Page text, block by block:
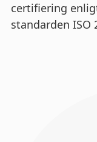
certifiering
standarden